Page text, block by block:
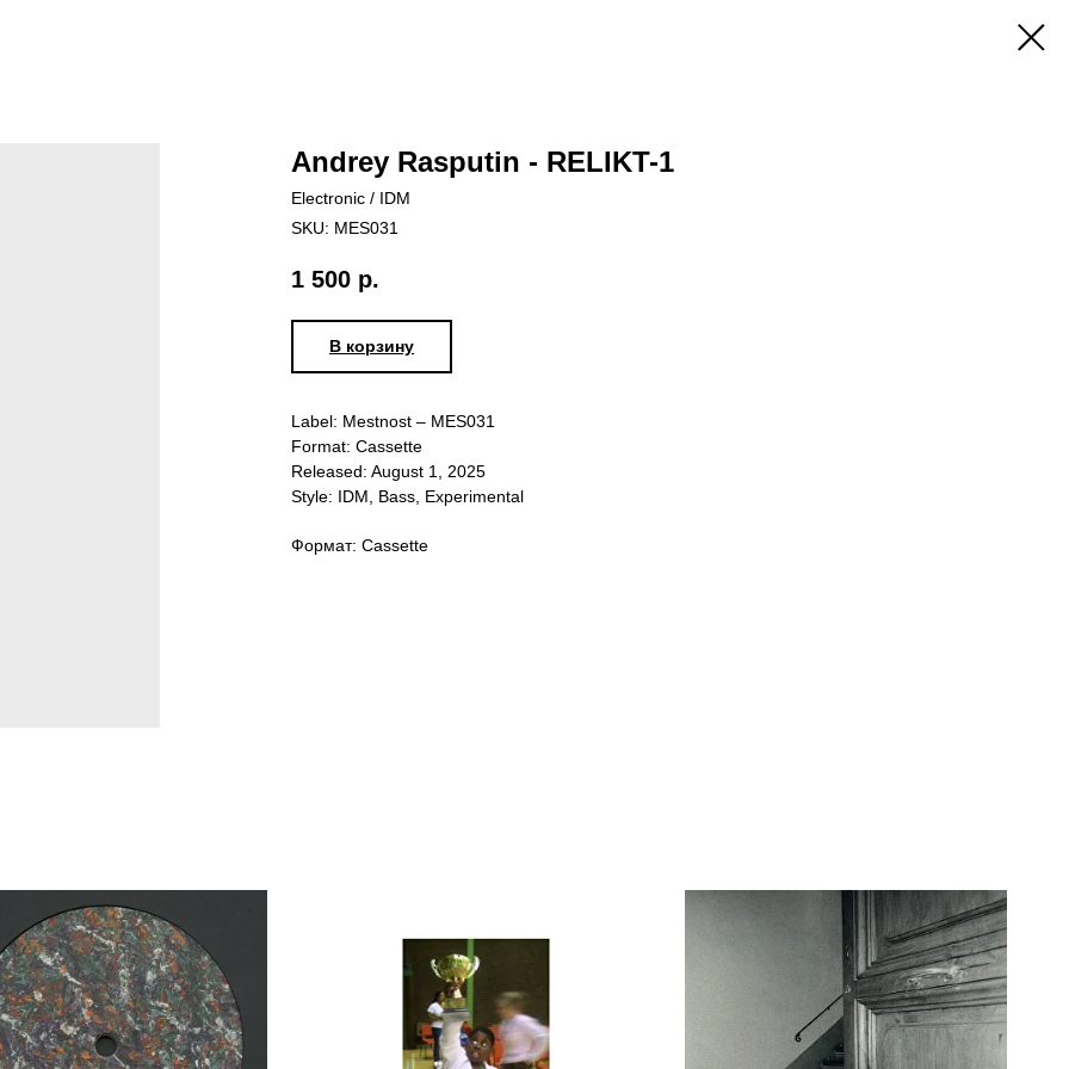
Andrey Rasputin - RELIKT-1
Electronic / IDM
SKU: MES031
1 500 р.
В корзину
Label: Mestnost – MES031
Format: Cassette
Released: August 1, 2025
Style: IDM, Bass, Experimental
Формат: Cassette